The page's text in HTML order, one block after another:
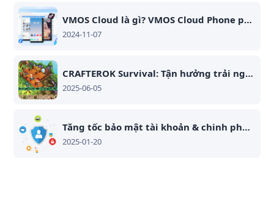
VMOS Cloud là gì? VMOS Cloud Phone phiên bản nước ngoài là gì?
2024-11-07
CRAFTEROK Survival: Tận hưởng trải nghiệm mềm mại trọn vẹn
2025-06-05
Tăng tốc bảo mật tài khoản & chinh phục mạng xã hội tại Việt Nam với VMOS Cloud!
2025-01-20